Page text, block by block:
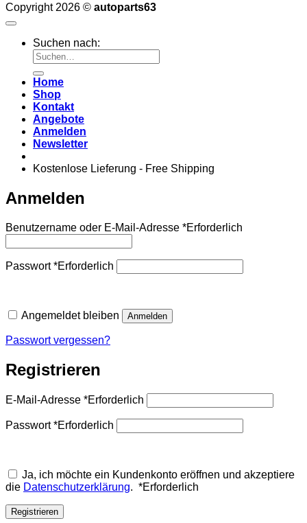
Copyright 2026 © autoparts63
Suchen nach:
Home
Shop
Kontakt
Angebote
Anmelden
Newsletter
Kostenlose Lieferung - Free Shipping
Anmelden
Benutzername oder E-Mail-Adresse *Erforderlich
Passwort*Erforderlich
Angemeldet bleiben Anmelden
Passwort vergessen?
Registrieren
E-Mail-Adresse *Erforderlich
Passwort*Erforderlich
Ja, ich möchte ein Kundenkonto eröffnen und akzeptiere
die Datenschutzerklärung. *Erforderlich
Registrieren